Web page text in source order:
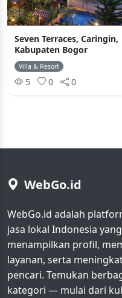
Seven Terraces, Caringin,
Kabupaten Bogor
Villa & Resort
5 0 0
WebGo.id
WebGo.id adalah
jasa lokal Indonesia
menampilkan profil,
layanan, serta
pencari. Temukan
kategori — mulai dari